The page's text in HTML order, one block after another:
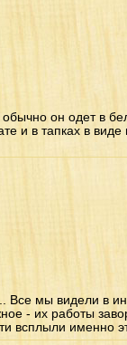
он одет в
и в тапках в
Все мы видели в
- их работы
всплыли именно